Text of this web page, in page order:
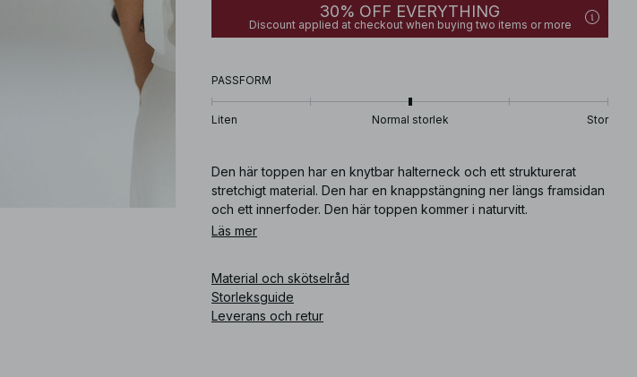
30% OFF EVERYTHING
Discount applied at checkout when buying two items or more
PASSFORM
Liten Normal storlek Stor
Den här toppen har en knytbar halterneck och ett strukturerat
stretchigt material. Den har en knappstängning ner längs framsidan
och ett innerfoder. Den här toppen kommer i naturvitt.
Läs mer
Material och skötselråd
Storleksguide
Leverans och retur